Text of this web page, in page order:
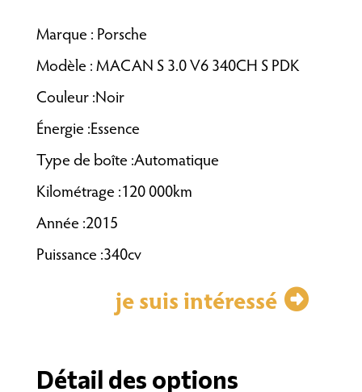
Marque : Porsche
Modèle : MACAN S 3.0 V6 340CH S PDK
Couleur :Noir
Énergie :Essence
Type de boîte :Automatique
Kilométrage :120 000km
Année :2015
Puissance :340cv
je suis intéressé
Détail des options